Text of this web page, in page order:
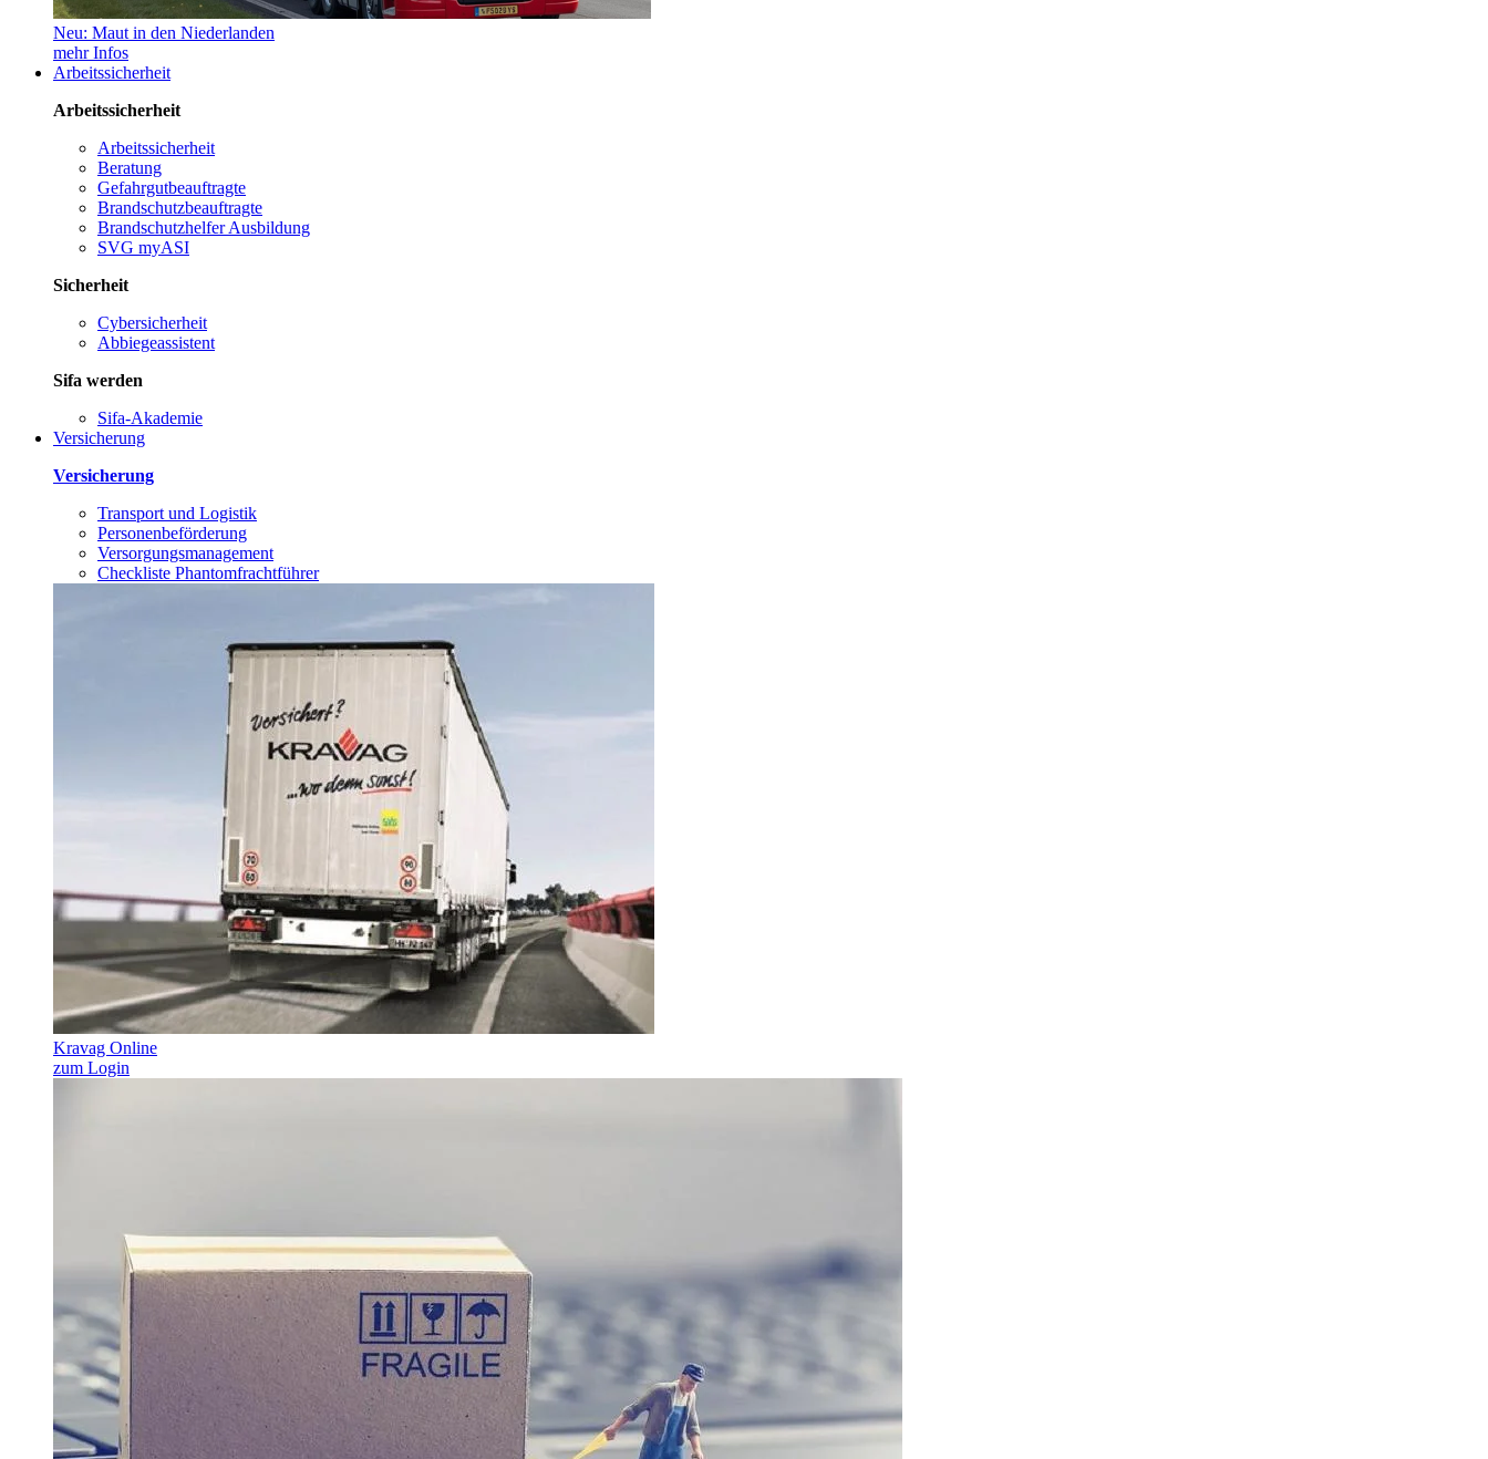
Neu: Maut in den Niederlanden
mehr Infos
Arbeitssicherheit
Arbeitssicherheit
Arbeitssicherheit
Beratung
Gefahrgutbeauftragte
Brandschutzbeauftragte
Brandschutzhelfer Ausbildung
SVG myASI
Sicherheit
Cybersicherheit
Abbiegeassistent
Sifa werden
Sifa-Akademie
Versicherung
Versicherung
Transport und Logistik
Personenbeförderung
Versorgungsmanagement
Checkliste Phantomfrachtführer
Kravag Online
zum Login